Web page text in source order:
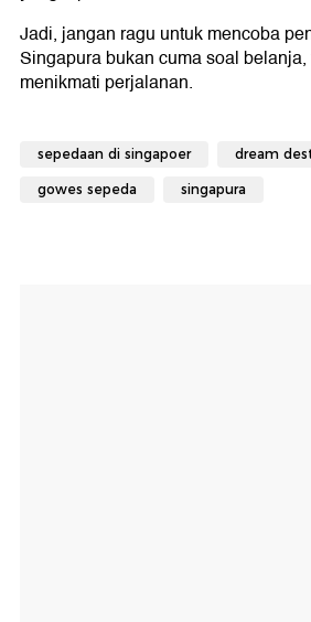
Jadi, jangan ragu untuk mencoba
Singapura bukan cuma soal
menikmati perjalanan.
sepedaan di singapoer dream
gowes sepeda singapura